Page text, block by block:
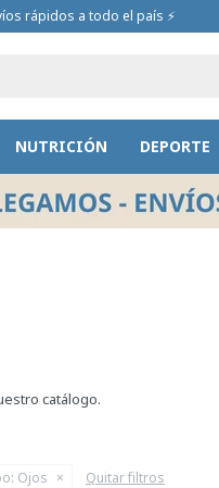
NUTRICIÓN DEPORTE
rápidos a todo el país ⚡
catálogo.
Ojos Quitar filtros